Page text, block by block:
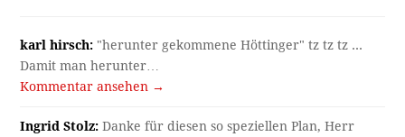
karl hirsch: "herunter gekommene Höttinger" tz tz tz ...
Damit man herunter…
Kommentar ansehen →
Ingrid Stolz: Danke für diesen so speziellen Plan, Herr